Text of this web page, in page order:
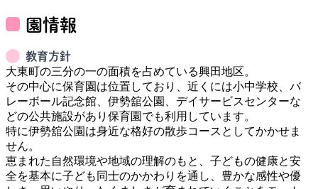
園情報
教育方針
大東町の三分の一の面積を占めている興田地区。
その中心に保育園は位置しており、近くには小中学校、バ
レーボール記念館、伊勢舘公園、デイサービスセンターな
どの公共施設があり保育園でも利用しています。
特に伊勢舘公園は身近な格好の散歩コースとしてかかせま
せん。
恵まれた自然環境や地域の理解のもと、子どもの健康と安
全を基本に子ども同士のかかわりを通し、豊かな感性や優